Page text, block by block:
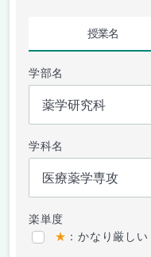
授業名
学部名
学科名
楽単度
★ ：かなり厳しい